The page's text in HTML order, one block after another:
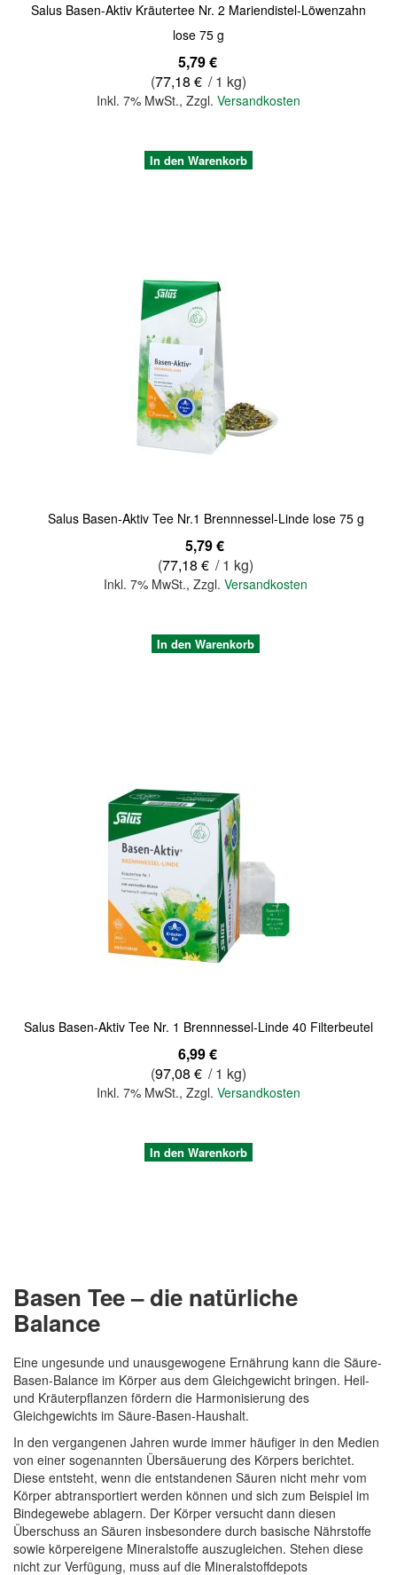
Salus Basen-Aktiv Kräutertee Nr. 2 Mariendistel-Löwenzahn
lose 75 g
5,79 €
(77,18 € / 1 kg)
Inkl. 7% MwSt., Zzgl. Versandkosten
In den Warenkorb
Salus Basen-Aktiv Tee Nr.1 Brennnessel-Linde lose 75 g
5,79 €
(77,18 € / 1 kg)
Inkl. 7% MwSt.,Zzgl.Versandkosten
In den Warenkorb
Salus Basen-Aktiv Tee Nr. 1 Brennnessel-Linde 40 Filterbeutel
6,99 €
(97,08 € / 1 kg)
Inkl. 7% MwSt., Zzgl. Versandkosten
Quickview
In den Warenkorb
Basen Tee – die natürliche
Balance
Eine ungesunde und unausgewogene Ernährung kann die Säure-
Basen-Balance im Körper aus dem Gleichgewicht bringen. Heil-
und Kräuterpflanzen fördern die Harmonisierung des
Gleichgewichts im Säure-Basen-Haushalt.
In den vergangenen Jahren wurde immer häufiger in den Medien
von einer sogenannten Übersäuerung des Körpers berichtet.
Diese entsteht, wenn die entstandenen Säuren nicht mehr vom
Körper abtransportiert werden können und sich zum Beispiel im
Bindegewebe ablagern. Der Körper versucht dann diesen
Überschuss an Säuren insbesondere durch basische Nährstoffe
sowie körpereigene Mineralstoffe auszugleichen. Stehen diese
nicht zur Verfügung, muss auf die Mineralstoffdepots